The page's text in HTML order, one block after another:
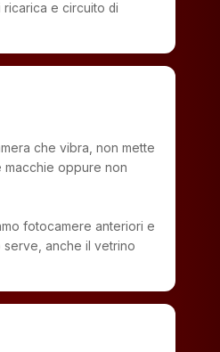
e circuito di
che vibra, non mette
macchie oppure non
fotocamere anteriori e
anche il vetrino